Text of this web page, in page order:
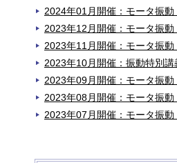
2024年01月開催：モータ振動
2023年12月開催：モータ振動
2023年11月開催：モータ振
2023年10月開催：振動特別
2023年09月開催：モータ振
2023年08月開催：モータ振動
2023年07月開催：モータ振動